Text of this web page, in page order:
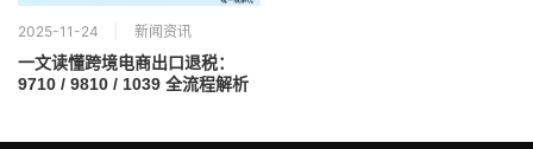
2025-11-24 新闻资讯
一文读懂跨境电商出口退税：
9710 / 9810 / 1039 全流程解析